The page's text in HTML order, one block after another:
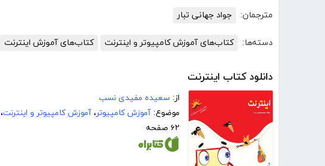
مترجمان: جواد جهانی تبار
دسته‌ها: کتاب‌های آموزش کامپیوتر و اینترنت کتاب‌های آموزش اینترنت
دانلود کتاب اینترنت
از: سعیده مفیدی نسب
موضوع: آموزش کامپیوتر، آموزش کامپیوتر و اینترنت،
۶۲ صفحه